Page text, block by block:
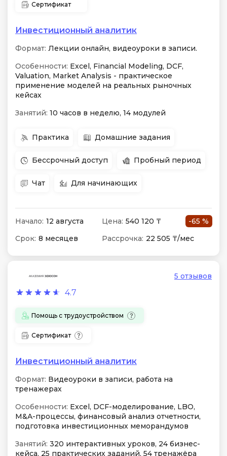
Сертификат
Инвестиционный аналитик
Формат: Лекции онлайн, видеоуроки в записи.
Особенности: Excel, Financial Modeling, DCF,
Valuation, Market Analysis - практическое
применение моделей на реальных рыночных
кейсах
Занятий: 10 часов в неделю, 14 модулей
Практика Домашние задания
Бессрочный доступ Пробный период
Чат Для начинающих
Начало: 12 августа Цена: 540 120 ₸
-65 %
Срок: 8 месяцев Рассрочка: 22 505 ₸/мес
4.7
5 отзывов
Помощь с трудоустройством
Сертификат
Инвестиционный аналитик
Формат: Видеоуроки в записи, работа на
тренажерах
Особенности: Excel, DCF-моделирование, LBO,
M&A-процессы, финансовый анализ отчетности,
подготовка инвестиционных меморандумов
Занятий: 320 интерактивных уроков, 24 бизнес-
кейса, 25 практических заданий, 54 тренажёра